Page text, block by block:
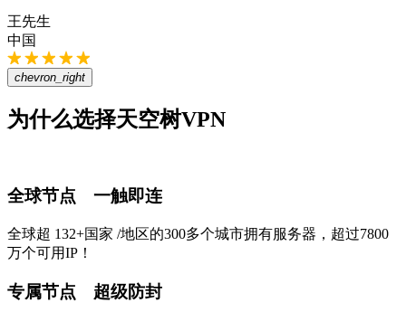
王先生
中国
chevron_right
为什么选择天空树VPN
全球节点 一触即连
全球超 132+国家 /地区的300多个城市拥有服务器，超过7800
万个可用IP！
专属节点 超级防封